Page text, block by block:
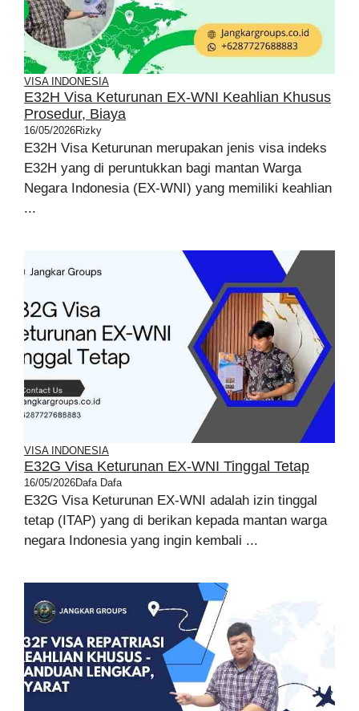
VISA INDONESIA
E32H Visa Keturunan EX-WNI Keahlian Khusus
Prosedur, Biaya
16/05/2026Rizky
E32H Visa Keturunan merupakan jenis visa indeks
E32H yang di peruntukkan bagi mantan Warga
Negara Indonesia (EX-WNI) yang memiliki keahlian
...
VISA INDONESIA
E32G Visa Keturunan EX-WNI Tinggal Tetap
16/05/2026Dafa Dafa
E32G Visa Keturunan EX-WNI adalah izin tinggal
tetap (ITAP) yang di berikan kepada mantan warga
negara Indonesia yang ingin kembali ...